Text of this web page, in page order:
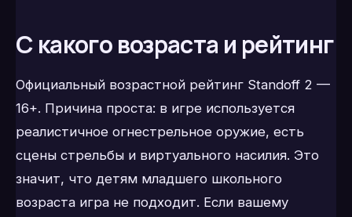
С какого возраста и рейтинг
Официальный возрастной рейтинг Standoff 2 —
16+. Причина проста: в игре используется
реалистичное огнестрельное оружие, есть
сцены стрельбы и виртуального насилия. Это
значит, что детям младшего школьного
возраста игра не подходит. Если вашему